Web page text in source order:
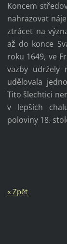
Koncem
nahrazovat
ztrácet na
až do konce
roku 1649, ve
vazby udržely
udělovala
Tito šlechtici
v lepších
poloviny 18.
« Zpět